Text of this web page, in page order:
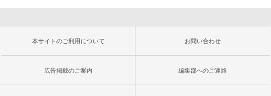
本サイトのご利用について お問い合わせ
広告掲載のご案内 編集部へのご連絡